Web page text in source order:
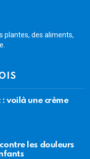
plantes, des aliments,
voilà une crème
les douleurs